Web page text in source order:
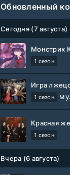
Обновленный
Сегодня (7 августа)
Монстрик
1 сезон
Игра
1 сезон
Красная
1 сезон
Вчера (6 августа)